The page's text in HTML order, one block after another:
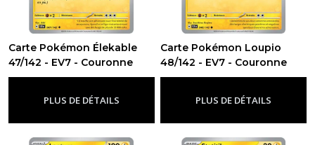
Carte Pokémon Élekable
47/142 - EV7 - Couronne
Stellaire-Ev7 - Couronne Stellaire
PLUS DE DÉTAILS
Carte Pokémon Loupio
48/142 - EV7 - Couronne
Stellaire-Ev7 - Couronne Stellaire
PLUS DE DÉTAILS